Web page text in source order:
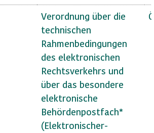
Verordnung über die
technischen
Rahmenbedingungen
des elektronischen
Rechtsverkehrs und
über das besondere
elektronische
Behördenpostfach*
(Elektronischer-